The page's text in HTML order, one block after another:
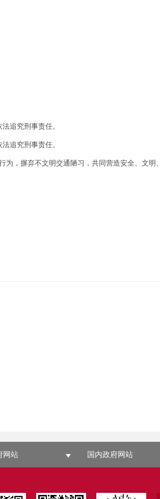
追究刑事责任。
追究刑事责任。
，摒弃不文明交通陋习，共同营造安全、文明、
网站 国内政府网站